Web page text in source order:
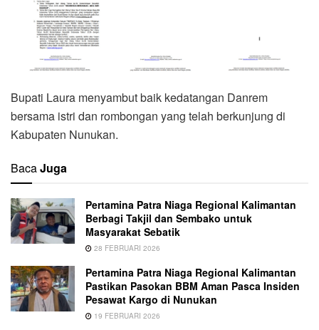
Bupati Laura menyambut baik kedatangan Danrem
bersama istri dan rombongan yang telah berkunjung di
Kabupaten Nunukan.
BacaJuga
Pertamina Patra Niaga Regional Kalimantan
Berbagi Takjil dan Sembako untuk
Masyarakat Sebatik
28 FEBRUARI 2026
Pertamina Patra Niaga Regional Kalimantan
Pastikan Pasokan BBM Aman Pasca Insiden
Pesawat Kargo di Nunukan
19 FEBRUARI 2026